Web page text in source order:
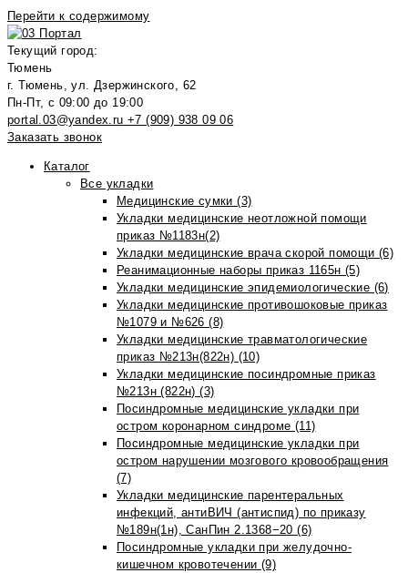
Перейти к содержимому
Текущий город:
Тюмень
г. Тюмень, ул. Дзержинского, 62
Пн-Пт, с 09:00 до 19:00
portal.03@yandex.ru +7 (909) 938 09 06
Заказать звонок
Каталог
Все укладки
Медицинские сумки (3)
Укладки медицинские неотложной помощи
приказ №1183н(2)
Укладки медицинские врача скорой помощи (6)
Реанимационные наборы приказ 1165н (5)
Укладки медицинские эпидемиологические (6)
Укладки медицинские противошоковые приказ
№1079 и №626 (8)
Укладки медицинские травматологические
приказ №213н(822н) (10)
Укладки медицинские посиндромные приказ
№213н (822н) (3)
Посиндромные медицинские укладки при
остром коронарном синдроме (11)
Посиндромные медицинские укладки при
остром нарушении мозгового кровообращения
(7)
Укладки медицинские парентеральных
инфекций, антиВИЧ (антиспид) по приказу
№189н(1н), СанПин 2.1368−20 (6)
Посиндромные укладки при желудочно-
кишечном кровотечении (9)